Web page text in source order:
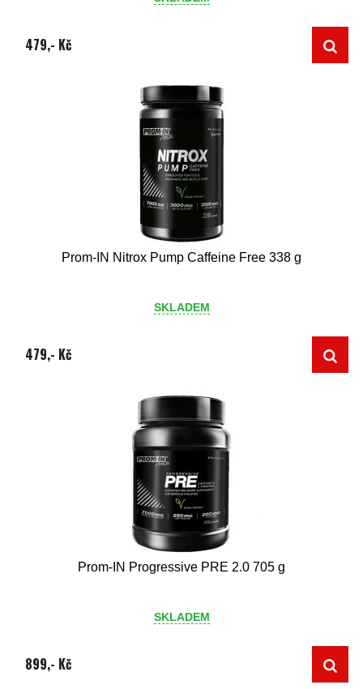
479,- Kč
Prom-IN Nitrox Pump Caffeine Free 338 g
SKLADEM
479,- Kč
Prom-IN Progressive PRE 2.0 705 g
SKLADEM
899,- Kč